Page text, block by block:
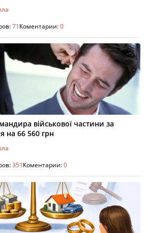
71Коментарии:0
військової частини за
на 66 560 грн
351Коментарии:0